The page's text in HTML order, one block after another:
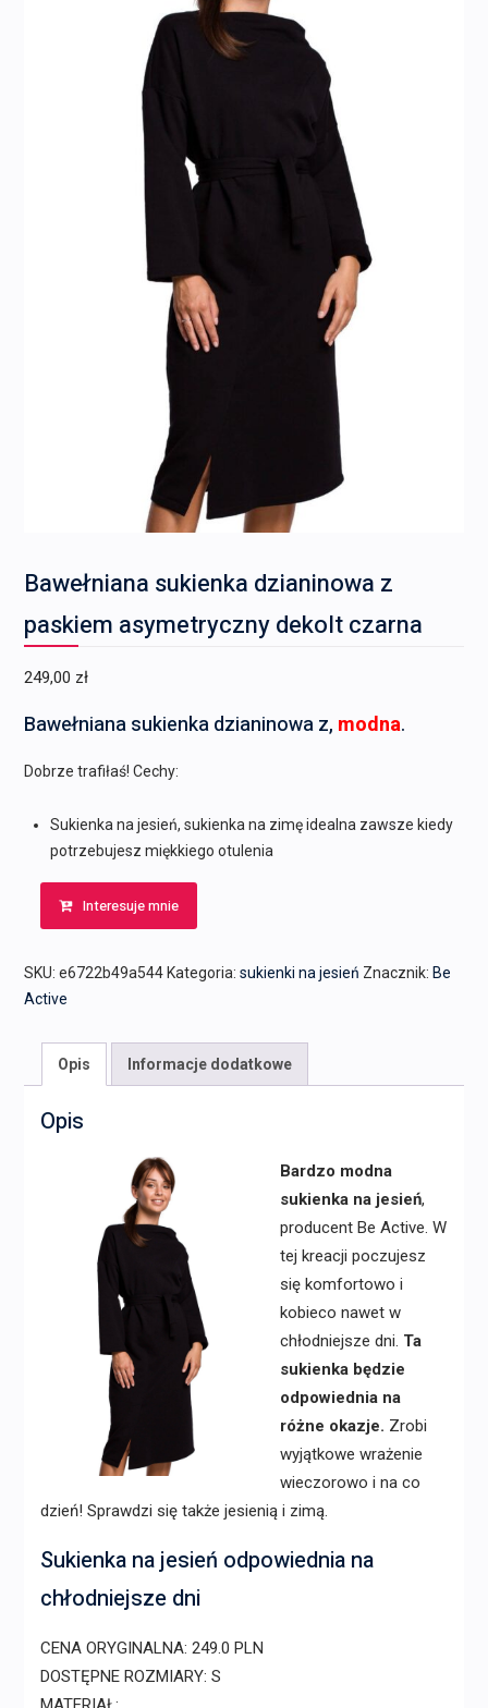
Bawełniana sukienka dzianinowa z
paskiem asymetryczny dekolt czarna
249,00 zł
Bawełniana sukienka dzianinowa z, modna.
Dobrze trafiłaś! Cechy:
Sukienka na jesień, sukienka na zimę idealna zawsze kiedy
potrzebujesz miękkiego otulenia
Interesuje mnie
SKU: e6722b49a544 Kategoria: sukienki na jesień Znacznik: Be
Active
Opis Informacje dodatkowe
Opis
Bardzo modna
sukienka na jesień,
producent Be Active. W
tej kreacji poczujesz
się komfortowo i
kobieco nawet w
chłodniejsze dni. Ta
sukienka będzie
odpowiednia na
różne okazje. Zrobi
wyjątkowe wrażenie
wieczorowo i na co
dzień! Sprawdzi się także jesienią i zimą.
Sukienka na jesień odpowiednia na
chłodniejsze dni
CENA ORYGINALNA: 249.0 PLN
DOSTĘPNE ROZMIARY: S